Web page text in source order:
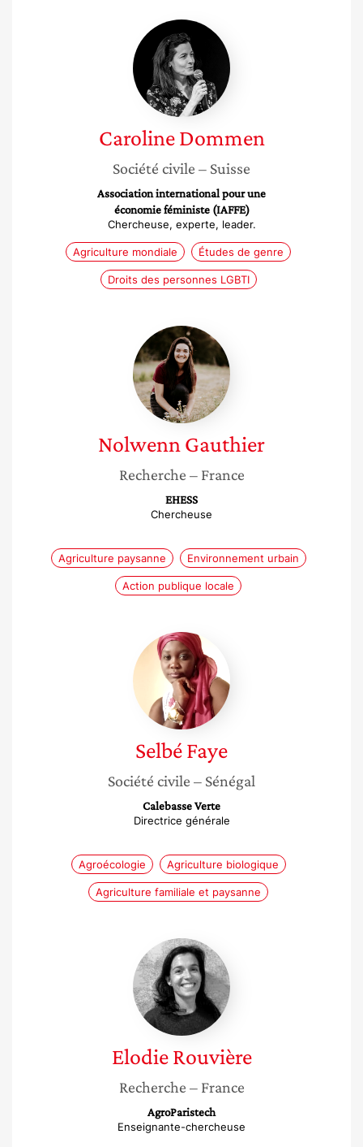
Caroline
Dommen
Caroline Dommen
Société civile – Suisse
Association international pour une
économie féministe (IAFFE)
Chercheuse, experte, leader.
Agriculture mondiale Études de genre
Droits des personnes LGBTI
Nolwenn
Gauthier
Nolwenn Gauthier
Recherche – France
EHESS
Chercheuse
Agriculture paysanne Environnement urbain
Action publique locale
Selbé
Faye
SelbéFaye
Société civile – Sénégal
Calebasse Verte
Directrice générale
Agroécologie Agriculture biologique
Agriculture familiale et paysanne
Elodie
Rouvière
Elodie Rouvière
Recherche – France
AgroParistech
Enseignante-chercheuse